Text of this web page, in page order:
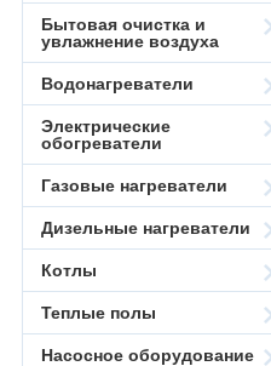
Бытовая очистка и
увлажнение воздуха
Водонагреватели
Электрические
обогреватели
Газовые нагреватели
Дизельные нагреватели
Котлы
Теплые полы
Насосное оборудование